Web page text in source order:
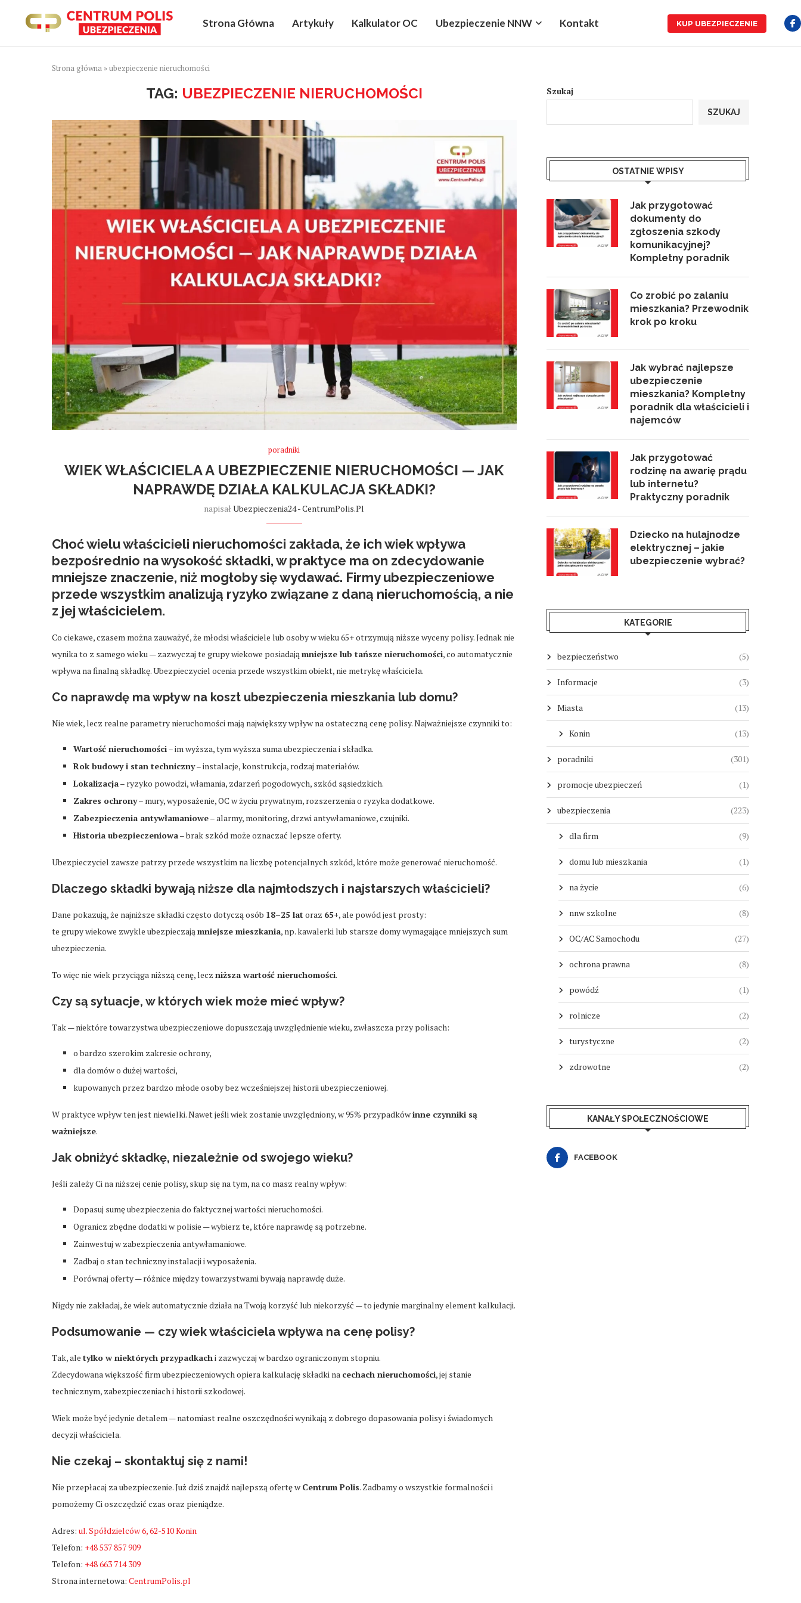
Strona Główna Artykuły Kalkulator OC Ubezpieczenie NNW Kontakt KUP UBEZPIECZENIE
Strona główna »ubezpieczenie nieruchomości
TAG: UBEZPIECZENIE NIERUCHOMOŚCI
poradniki
WIEK WŁAŚCICIELA A UBEZPIECZENIE NIERUCHOMOŚCI — JAK
NAPRAWDĘ DZIAŁA KALKULACJA SKŁADKI?
napisałUbezpieczenia24 - CentrumPolis.pl
Choć wielu właścicieli nieruchomości zakłada, że ich wiek wpływa
bezpośrednio na wysokość składki, w praktyce ma on zdecydowanie
mniejsze znaczenie, niż mogłoby się wydawać. Firmy ubezpieczeniowe
przede wszystkim analizują ryzyko związane z daną nieruchomością, a nie
z jej właścicielem.
Co ciekawe, czasem można zauważyć, że młodsi właściciele lub osoby w wieku 65+ otrzymują niższe wyceny polisy. Jednak nie
wynika to z samego wieku — zazwyczaj te grupy wiekowe posiadająmniejsze lub tańsze nieruchomości, co automatycznie
wpływa na finalną składkę. Ubezpieczyciel ocenia przede wszystkim obiekt, nie metrykę właściciela.
Co naprawdę ma wpływ na koszt ubezpieczenia mieszkania lub domu?
Nie wiek, lecz realne parametry nieruchomości mają największy wpływ na ostateczną cenę polisy. Najważniejsze czynniki to:
Wartość nieruchomości– im wyższa, tym wyższa suma ubezpieczenia i składka.
Rok budowy i stan techniczny– instalacje, konstrukcja, rodzaj materiałów.
Lokalizacja– ryzyko powodzi, włamania, zdarzeń pogodowych, szkód sąsiedzkich.
Zakres ochrony– mury, wyposażenie, OC w życiu prywatnym, rozszerzenia o ryzyka dodatkowe.
Zabezpieczenia antywłamaniowe– alarmy, monitoring, drzwi antywłamaniowe, czujniki.
Historia ubezpieczeniowa– brak szkód może oznaczać lepsze oferty.
Ubezpieczyciel zawsze patrzy przede wszystkim na liczbę potencjalnych szkód, które może generować nieruchomość.
Dlaczego składki bywają niższe dla najmłodszych i najstarszych właścicieli?
Dane pokazują, że najniższe składki często dotyczą osób 18–25 lat oraz 65+, ale powód jest prosty:
te grupy wiekowe zwykle ubezpieczająmniejsze mieszkania, np. kawalerki lub starsze domy wymagające mniejszych sum
ubezpieczenia.
To więc nie wiek przyciąga niższą cenę, lecz niższa wartość nieruchomości.
Czy są sytuacje, w których wiek może mieć wpływ?
Tak — niektóre towarzystwa ubezpieczeniowe dopuszczają uwzględnienie wieku, zwłaszcza przy polisach:
o bardzo szerokim zakresie ochrony,
dla domów o dużej wartości,
kupowanych przez bardzo młode osoby bez wcześniejszej historii ubezpieczeniowej.
W praktyce wpływ ten jest niewielki. Nawet jeśli wiek zostanie uwzględniony, w 95% przypadkówinne czynniki są
ważniejsze.
Jak obniżyć składkę, niezależnie od swojego wieku?
Jeśli zależy Ci na niższej cenie polisy, skup się na tym, na co masz realny wpływ:
Dopasuj sumę ubezpieczenia do faktycznej wartości nieruchomości.
Ogranicz zbędne dodatki w polisie — wybierz te, które naprawdę są potrzebne.
Zainwestuj w zabezpieczenia antywłamaniowe.
Zadbaj o stan techniczny instalacji i wyposażenia.
Porównaj oferty — różnice między towarzystwami bywają naprawdę duże.
Nigdy nie zakładaj, że wiek automatycznie działa na Twoją korzyść lub niekorzyść — to jedynie marginalny element kalkulacji.
Podsumowanie — czy wiek właściciela wpływa na cenę polisy?
Tak, ale tylko w niektórych przypadkachi zazwyczaj w bardzo ograniczonym stopniu.
Zdecydowana większość firm ubezpieczeniowych opiera kalkulację składki na cechach nieruchomości, jej stanie
technicznym, zabezpieczeniach i historii szkodowej.
Wiek może być jedynie detalem — natomiast realne oszczędności wynikają z dobrego dopasowania polisy i świadomych
decyzji właściciela.
Nie czekaj – skontaktuj się z nami!
Nie przepłacaj za ubezpieczenie. Już dziś znajdź najlepszą ofertę wCentrum Polis. Zadbamy o wszystkie formalności i
pomożemy Ci oszczędzić czas oraz pieniądze.
Adres: ul. Spółdzielców 6, 62-510 Konin
Telefon: +48 537 857 909
Telefon: +48 663 714 309
Strona internetowa: CentrumPolis.pl
Szukaj
SZUKAJ
OSTATNIE WPISY
Jak przygotować
dokumenty do
zgłoszenia szkody
komunikacyjnej?
Kompletny poradnik
Co zrobić po zalaniu
mieszkania? Przewodnik
krok po kroku
Jak wybrać najlepsze
ubezpieczenie
mieszkania? Kompletny
poradnik dla właścicieli i
najemców
Jak przygotować
rodzinę na awarię prądu
lub internetu?
Praktyczny poradnik
Dziecko na hulajnodze
elektrycznej – jakie
ubezpieczenie wybrać?
KATEGORIE
bezpieczeństwo (5)
Informacje (3)
Miasta (13)
Konin (13)
poradniki (301)
promocje ubezpieczeń (1)
ubezpieczenia (223)
dla firm (9)
domu lub mieszkania (1)
na życie (6)
nnw szkolne (8)
OC/AC Samochodu (27)
ochrona prawna (8)
powódź (1)
rolnicze (2)
turystyczne (2)
zdrowotne (2)
KANAŁY SPOŁECZNOŚCIOWE
FACEBOOK